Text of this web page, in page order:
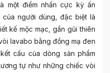
một điểm nhấn cực kỳ ấn
người dùng, đặc biệt là
kế mộc mạc, gần gũi thiên
lavabo bằng đồng mạ đen
cấu của dòng sản phẩm
tự như những chiếc vòi